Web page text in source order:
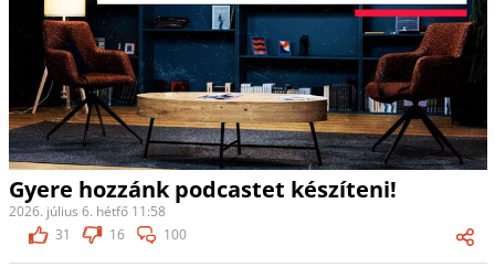
Gyere hozzánk podcastet készíteni!
2026. július 6. hétfő 11:58
31
16 100